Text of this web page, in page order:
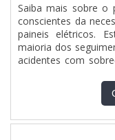
Saiba mais sobre o
conscientes da
paineis elétricos.
maioria dos
acidentes com
quadro de energia
seus colaboradores